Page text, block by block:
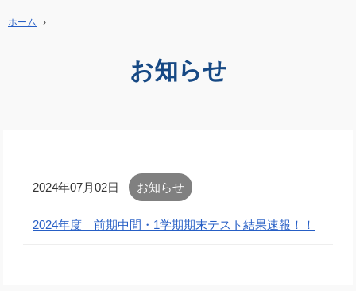
ホーム ›
お知らせ
2024年07月02日 お知らせ
2024年度 前期中間・1学期期末テスト結果速報！！